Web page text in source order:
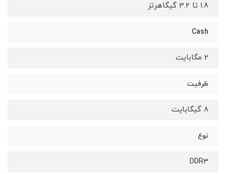
1.8 تا 3.2 گیگاهرتز
Cash
2 مگابایت
ظرفیت
8 گیگابایت
نوع
DDR3